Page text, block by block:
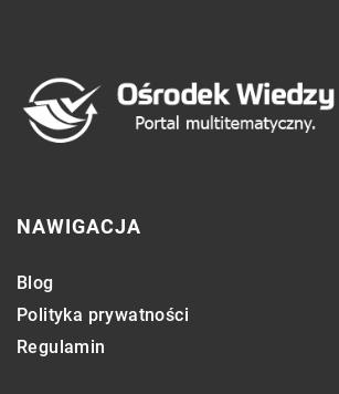
NAWIGACJA
Blog
Polityka prywatności
Regulamin